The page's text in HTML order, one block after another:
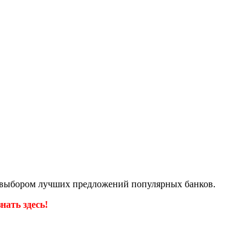
лучших предложений популярных банков.
здесь!